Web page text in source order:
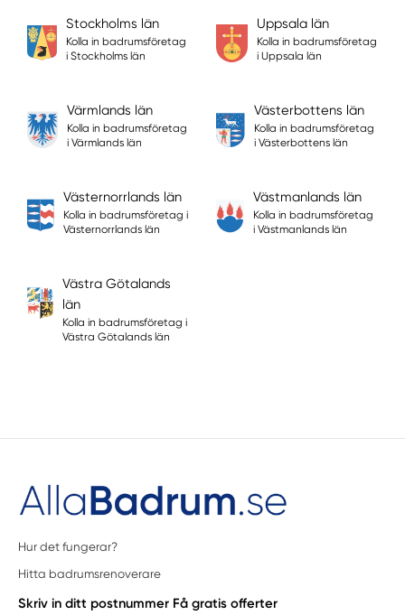
Stockholms län
Kolla in badrumsföretag
i Stockholms län
Uppsala län
Kolla in badrumsföretag
i Uppsala län
Värmlands län
Kolla in badrumsföretag
i Värmlands län
Västerbottens län
Kolla in badrumsföretag
i Västerbottens län
Västernorrlands län
Kolla in badrumsföretag i
Västernorrlands län
Västmanlands län
Kolla in badrumsföretag
i Västmanlands län
Västra Götalands
län
Kolla in badrumsföretag i
Västra Götalands län
Hur det fungerar?
Hitta badrumsrenoverare
Skriv in ditt postnummer Få gratis offerter